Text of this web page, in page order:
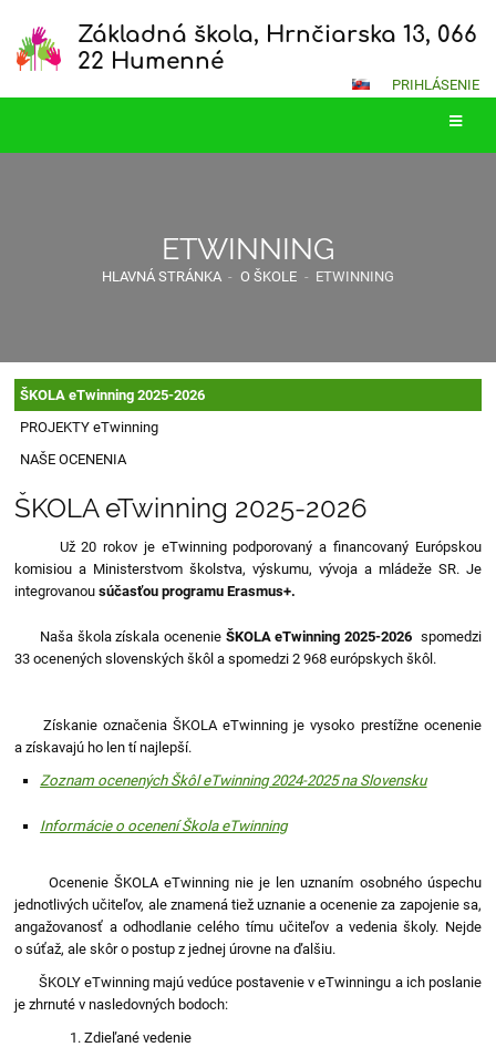
Základná škola, Hrnčiarska 13, 066
22 Humenné
PRIHLÁSENIE
ETWINNING
HLAVNÁ STRÁNKA - O ŠKOLE - ETWINNING
ŠKOLA eTwinning 2025-2026
PROJEKTY eTwinning
NAŠE OCENENIA
ŠKOLA eTwinning 2025-2026
Už 20 rokov je eTwinning podporovaný a financovaný Európskou
komisiou a Ministerstvom školstva, výskumu, vývoja a mládeže SR. Je
integrovanousúčasťou programu Erasmus+.
Naša škola získala ocenenieŠKOLA eTwinning 2025-2026 spomedzi
33 ocenených slovenských škôl a spomedzi 2 968 európskych škôl.
Získanie označenia ŠKOLA eTwinning je vysoko prestížne ocenenie
a získavajú ho len tí najlepší.
Zoznam ocenených Škôl eTwinning 2024-2025 na Slovensku
Informácie o ocenení Škola eTwinning
Ocenenie ŠKOLA eTwinning nie je len uznaním osobného úspechu
jednotlivých učiteľov, ale znamená tiež uznanie a ocenenie za zapojenie sa,
angažovanosť a odhodlanie celého tímu učiteľov a vedenia školy. Nejde
o súťaž, ale skôr o postup z jednej úrovne na ďalšiu.
ŠKOLY eTwinning majú vedúce postavenie v eTwinningu a ich poslanie
je zhrnuté v nasledovných bodoch:
Zdieľané vedenie